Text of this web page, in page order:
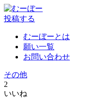
投稿する
むーぼーとは
願い一覧
お問い合わせ
その他
2
いいね